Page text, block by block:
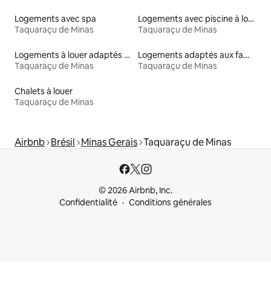
Logements avec spa
Taquaraçu de Minas
Logements avec piscine à louer
Taquaraçu de Minas
Logements à louer adaptés aux animaux
Taquaraçu de Minas
Logements adaptés aux familles à louer
Taquaraçu de Minas
Chalets à louer
Taquaraçu de Minas
Airbnb Brésil Minas Gerais Taquaraçu de Minas
© 2026 Airbnb, Inc.
Confidentialité
Conditions générales